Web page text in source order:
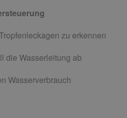
zu erkennen
die Wasserleitung ab
Wasserverbrauch